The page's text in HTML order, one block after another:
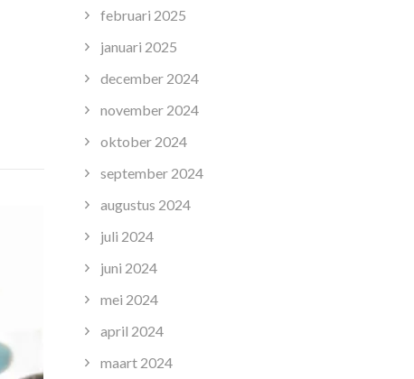
februari 2025
januari 2025
december 2024
november 2024
oktober 2024
september 2024
augustus 2024
juli 2024
juni 2024
mei 2024
april 2024
maart 2024